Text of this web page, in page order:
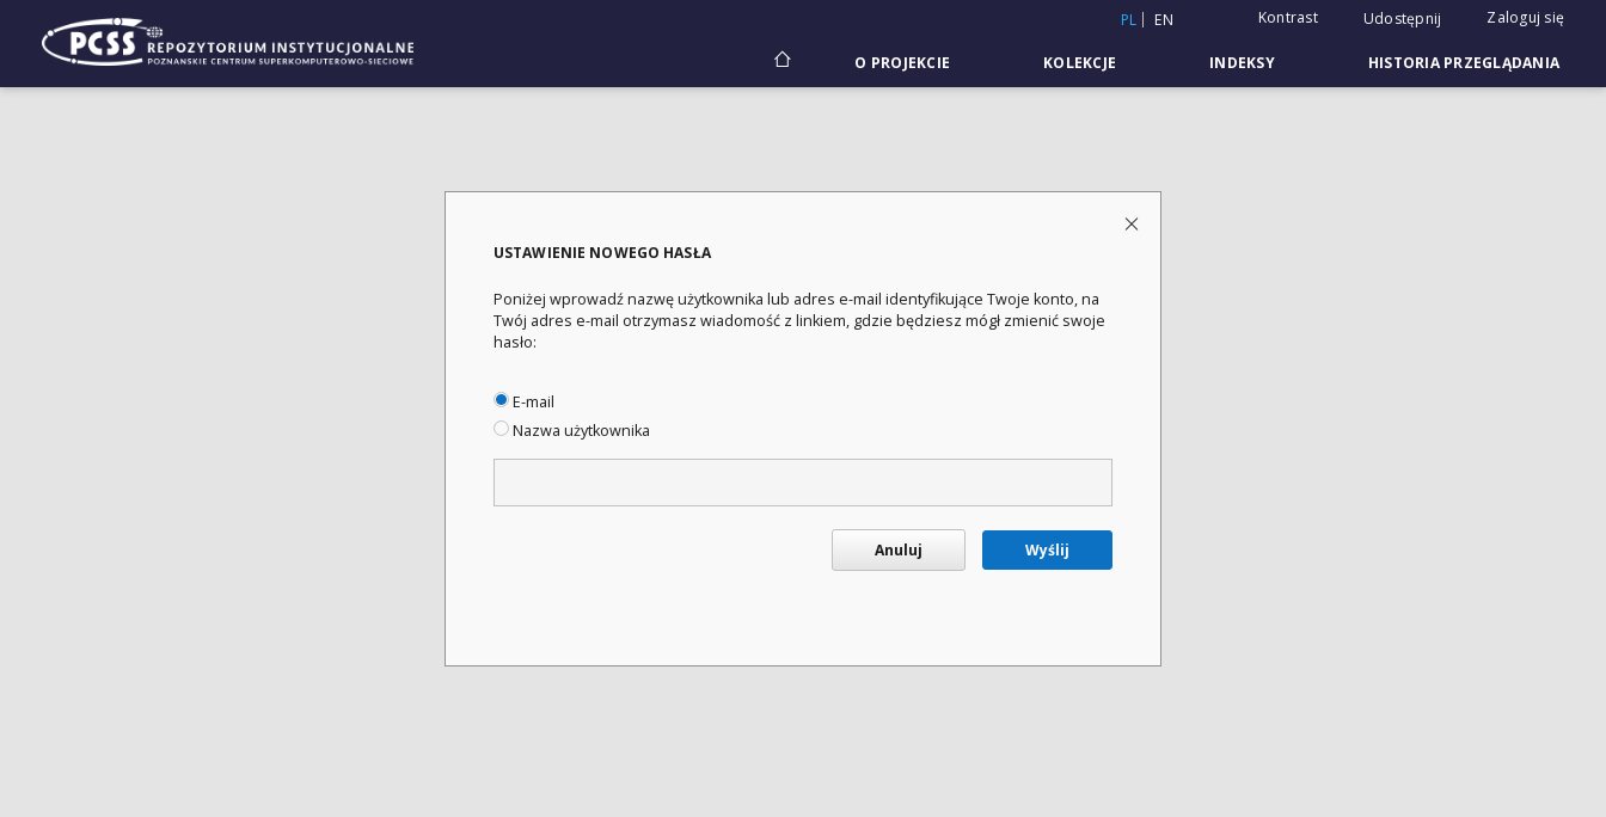
PL EN Kontrast Udostępnij Zaloguj się
O PROJEKCIE KOLEKCJE INDEKSY HISTORIA PRZEGLĄDANIA
USTAWIENIE NOWEGO HASŁA
Poniżej wprowadź nazwę użytkownika lub adres e-mail identyfikujące Twoje konto, na
Twój adres e-mail otrzymasz wiadomość z linkiem, gdzie będziesz mógł zmienić swoje
hasło:
E-mail
Nazwa użytkownika
Anuluj Wyślij